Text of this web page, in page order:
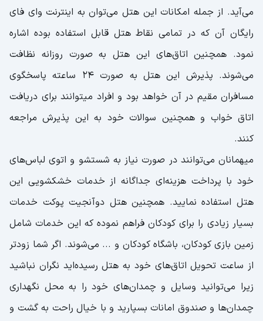
می‌آید. از جمله امکانات این هتل می‌توان به اینترنت وای فای
رایگان آن که در تمامی نقاط هتل قابل استفاده بوده اشاره
نمود. همچنین اتاق‌های این هتل به صورت روزانه نظافت
می‌شوند. پذیرش این هتل به صورت ۲۴ ساعته پاسخگوی
مسافران مقیم در آن خواهد بود و افراد میتوانند برای دریافت
اتاق خواب و همچنین سوالات خود به این پذیرش مراجعه
کنند.
میهمانان می‌توانند در صورت نیاز به شستشو و اتوی لباس‌های
خود با پرداخت هزینه‌ای جداگانه از خدمات خشکشویی این
هتل استفاده نمایید. همچنین هتل دوآنجیت پوکت خدمات
بسیار زیادی را برای کودکان فراهم نموده که این خدمات شامل
زمین بازی کودکان، باشگاه کودکان و ... می‌شوند. اگر شما زودتر
از ساعت تحویل اتاق‌های خود به هتل رسیده‌اید نگران نباشید
زیرا می‌توانید وسایل و چمدان‌های خود را به محل نگهداری
چمدان‌ها و صندوق امانات بسپارید و با خیال راحت به گشت و